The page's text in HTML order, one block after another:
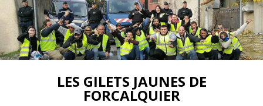
LES GILETS JAUNES DE
FORCALQUIER